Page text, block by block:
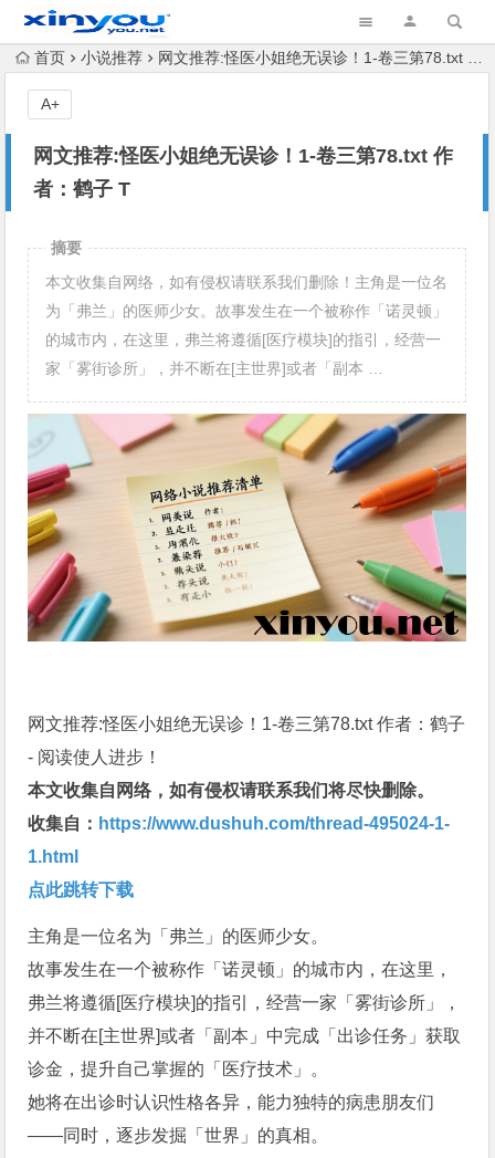
首页 小说推荐 网文推荐:怪医小姐绝无误诊！1-卷三第78.txt 作者：鹤子 T
网文推荐:怪医小姐绝无误诊！1-卷三第78.txt 作
者：鹤子 T
A+
摘要
本文收集自网络，如有侵权请联系我们删除！主角是一位名
为「弗兰」的医师少女。故事发生在一个被称作「诺灵顿」
的城市内，在这里，弗兰将遵循[医疗模块]的指引，经营一
家「雾街诊所」，并不断在[主世界]或者「副本 …
网文推荐:怪医小姐绝无误诊！1-卷三第78.txt 作者：鹤子
- 阅读使人进步！
本文收集自网络，如有侵权请联系我们将尽快删除。
收集自： https://www.dushuh.com/thread-495024-1-
1.html
点此跳转下载
主角是一位名为「弗兰」的医师少女。
故事发生在一个被称作「诺灵顿」的城市内，在这里，
弗兰将遵循[医疗模块]的指引，经营一家「雾街诊所」，
并不断在[主世界]或者「副本」中完成「出诊任务」获取
诊金，提升自己掌握的「医疗技术」。
她将在出诊时认识性格各异，能力独特的病患朋友们
——同时，逐步发掘「世界」的真相。